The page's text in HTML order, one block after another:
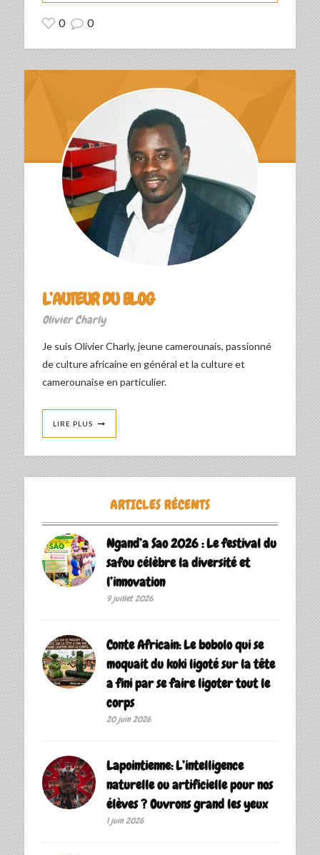
0 0
L’AUTEUR DU BLOG
Olivier Charly
Je suis Olivier Charly, jeune camerounais, passionné
de culture africaine en général et la culture et
camerounaise en particulier.
LIRE PLUS
ARTICLES RÉCENTS
Ngand’a Sao 2026 : Le festival du
safou célèbre la diversité et
l’innovation
9 juillet 2026
Conte Africain: Le bobolo qui se
moquait du koki ligoté sur la tête
a fini par se faire ligoter tout le
corps
20 juin 2026
Lapointienne: L’intelligence
naturelle ou artificielle pour nos
élèves ? Ouvrons grand les yeux
1 juin 2026